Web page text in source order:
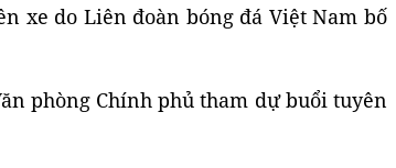
xe do Liên đoàn bóng đá Việt Nam bố
phòng Chính phủ tham dự buổi tuyên